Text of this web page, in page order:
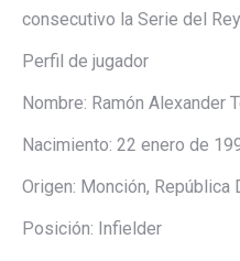
consecutivo la Serie del
Perfil de jugador
Nombre: Ramón Alexander
Nacimiento: 22 enero de
Origen: Monción, República
Posición: Infielder